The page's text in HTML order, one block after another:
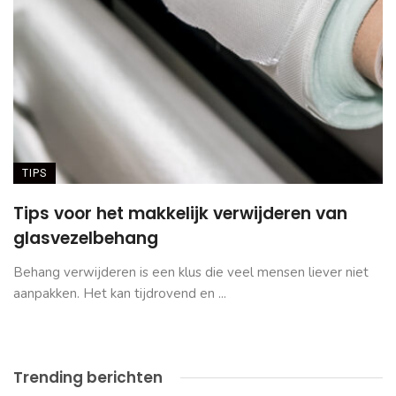
TIPS
Tips voor het makkelijk verwijderen van
glasvezelbehang
Behang verwijderen is een klus die veel mensen liever niet
aanpakken. Het kan tijdrovend en ...
Trending berichten